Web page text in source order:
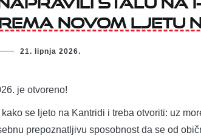
novom Ljetu
21. lipnja 2026.
je otvoreno!
kako se ljeto na Kantridi i treba otvoriti: uz
prepoznatljivu sposobnost da se od